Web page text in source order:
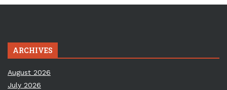
ARCHIVES
August 2026
July 2026